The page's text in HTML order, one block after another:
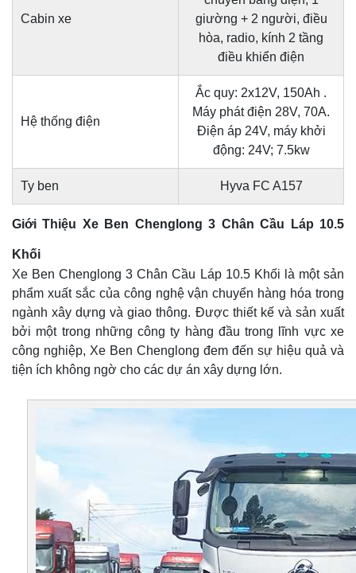
Cabin xe
giường + 2 người, điều
hòa, radio, kính 2 tầng
điều khiển điện
Hệ thống điện
Ắc quy: 2x12V, 150Ah .
Máy phát điện 28V, 70A.
Điện áp 24V, máy khởi
động: 24V; 7.5kw
Ty ben Hyva FC A157
Giới Thiệu Xe Ben Chenglong 3 Chân Cầu Láp 10.5
Khối
Xe Ben Chenglong 3 Chân Cầu Láp 10.5 Khối là một sản
phẩm xuất sắc của công nghệ vận chuyển hàng hóa trong
ngành xây dựng và giao thông. Được thiết kế và sản xuất
bởi một trong những công ty hàng đầu trong lĩnh vực xe
công nghiệp, Xe Ben Chenglong đem đến sự hiệu quả và
tiện ích không ngờ cho các dự án xây dựng lớn.